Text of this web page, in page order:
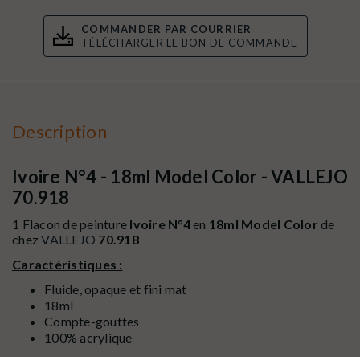
COMMANDER PAR COURRIER
TÉLÉCHARGER LE BON DE COMMANDE
Description
Ivoire N°4 - 18ml Model Color - VALLEJO
70.918
1 Flacon de peinture Ivoire N°4en 18ml Model Color de
chezVALLEJO 70.918
Caractéristiques :
Fluide, opaque et fini mat
18ml
Compte-gouttes
100% acrylique